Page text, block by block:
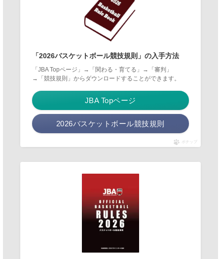
「2026バスケットボール競技規則」の入手方法
「JBA Topページ」→「関わる・育てる」→「審判」
→「競技規則」からダウンロードすることができます。
JBA Topページ
2026バスケットボール競技規則
ポチップ